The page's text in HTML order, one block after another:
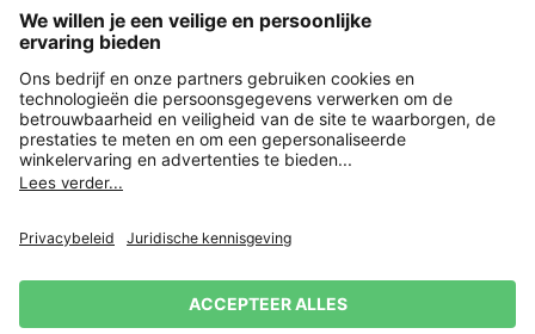
Nederland
Versleuteling met
Verkoopvoorwaarden
Herroeping indienen
Impressum
Cookie-instellingen